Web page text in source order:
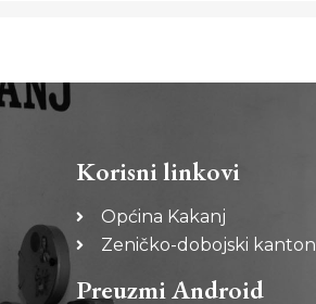
Korisni linkovi
Općina Kakanj
Zeničko-dobojski kanton
Preuzmi Android